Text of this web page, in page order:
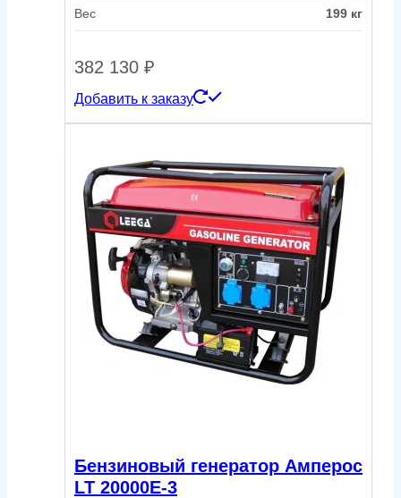
Вес 199 кг
382 130 ₽
Добавить к заказу
Бензиновый генератор Амперос
LT 20000E-3